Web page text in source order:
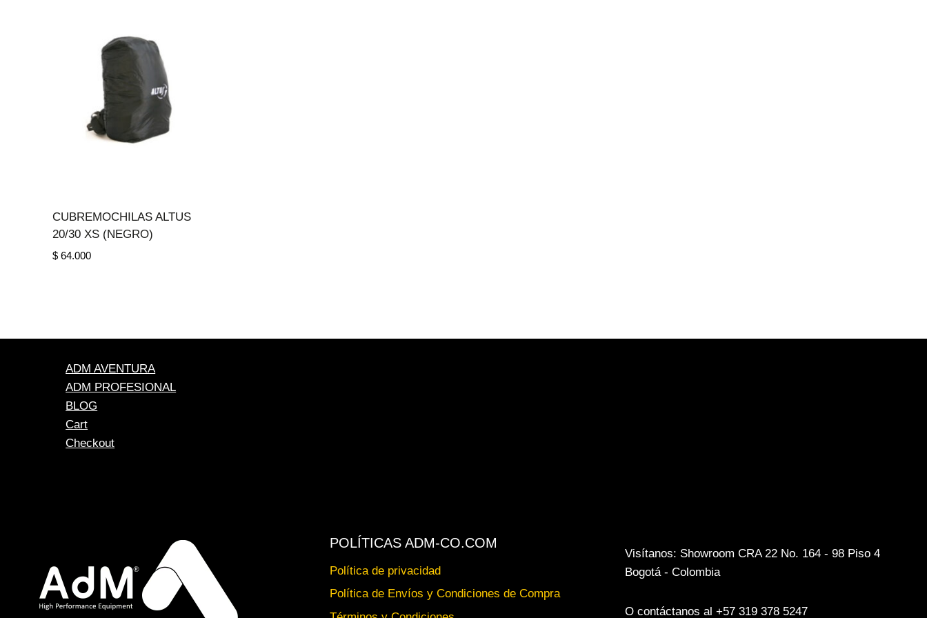
CUBREMOCHILAS ALTUS
20/30 XS (NEGRO)
$64.000
ADM AVENTURA
ADM PROFESIONAL
BLOG
Cart
Checkout
POLÍTICAS ADM-CO.COM
Política de privacidad
Política de Envíos y Condiciones de Compra
Visítanos: Showroom CRA 22 No. 164 - 98 Piso 4
Bogotá - Colombia
O contáctanos al +57 319 378 5247